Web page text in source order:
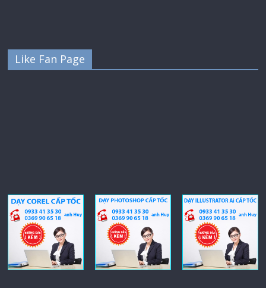
Like Fan Page